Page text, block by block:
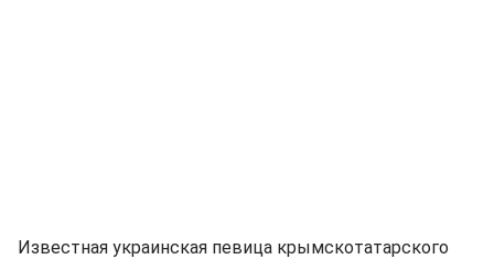
Известная украинская певица крымскотатарского